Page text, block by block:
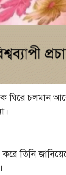
ঘিরে
করে তিনি